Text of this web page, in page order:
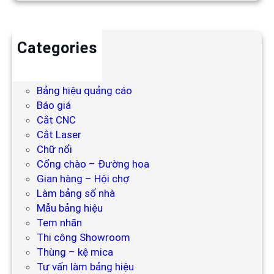
Categories
Bảng hiệu quảng cáo
Báo giá
Cắt CNC
Cắt Laser
Chữ nổi
Cổng chào – Đường hoa
Gian hàng – Hội chợ
Làm bảng số nhà
Mẫu bảng hiệu
Tem nhãn
Thi công Showroom
Thùng – kệ mica
Tư vấn làm bảng hiệu